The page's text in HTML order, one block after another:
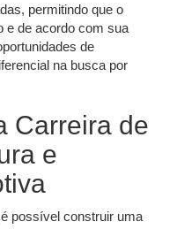
permitindo que o
e de acordo com sua
de
na busca por
Carreira de
e
possível construir uma